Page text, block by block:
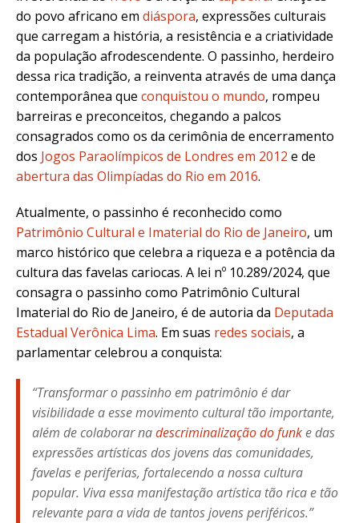
do povo africano em diáspora, expressões culturais
que carregam a história, a resistência e a criatividade
da população afrodescendente. O passinho, herdeiro
dessa rica tradição, a reinventa através de uma dança
contemporânea que conquistou o mundo, rompeu
barreiras e preconceitos, chegando a palcos
consagrados como os da cerimônia de encerramento
dos Jogos Paraolímpicos de Londres em 2012 e de
abertura das Olimpíadas do Rio em 2016.
Atualmente, o passinho é reconhecido como
Patrimônio Cultural e Imaterial do Rio de Janeiro, um
marco histórico que celebra a riqueza e a potência da
cultura das favelas cariocas. A lei nº 10.289/2024, que
consagra o passinho como Patrimônio Cultural
Imaterial do Rio de Janeiro, é de autoria da Deputada
Estadual Verônica Lima. Em suas redes sociais, a
parlamentar celebrou a conquista:
“Transformar o passinho em patrimônio é dar
visibilidade a esse movimento cultural tão importante,
além de colaborar nadescriminalização do funke das
expressões artísticas dos jovens das comunidades,
favelas e periferias, fortalecendo a nossa cultura
popular. Viva essa manifestação artística tão rica e tão
relevante para a vida de tantos jovens periféricos.”